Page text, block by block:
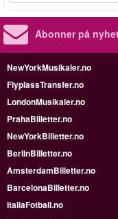
Abonner på
NewYorkMusikaler.no
FlyplassTransfer.no
LondonMusikaler.no
PrahaBilletter.no
NewYorkBilletter.no
BerlinBilletter.no
AmsterdamBilletter.no
BarcelonaBilletter.no
ItaliaFotball.no